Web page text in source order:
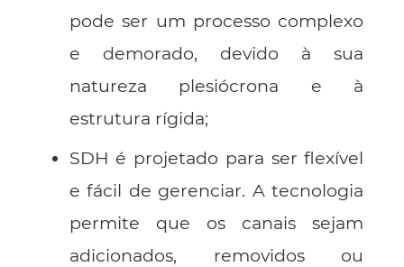
pode ser um processo complexo
e demorado, devido à sua
natureza plesiócrona e à
estrutura rígida;
SDH é projetado para ser flexível
e fácil de gerenciar. A tecnologia
permite que os canais sejam
adicionados, removidos ou